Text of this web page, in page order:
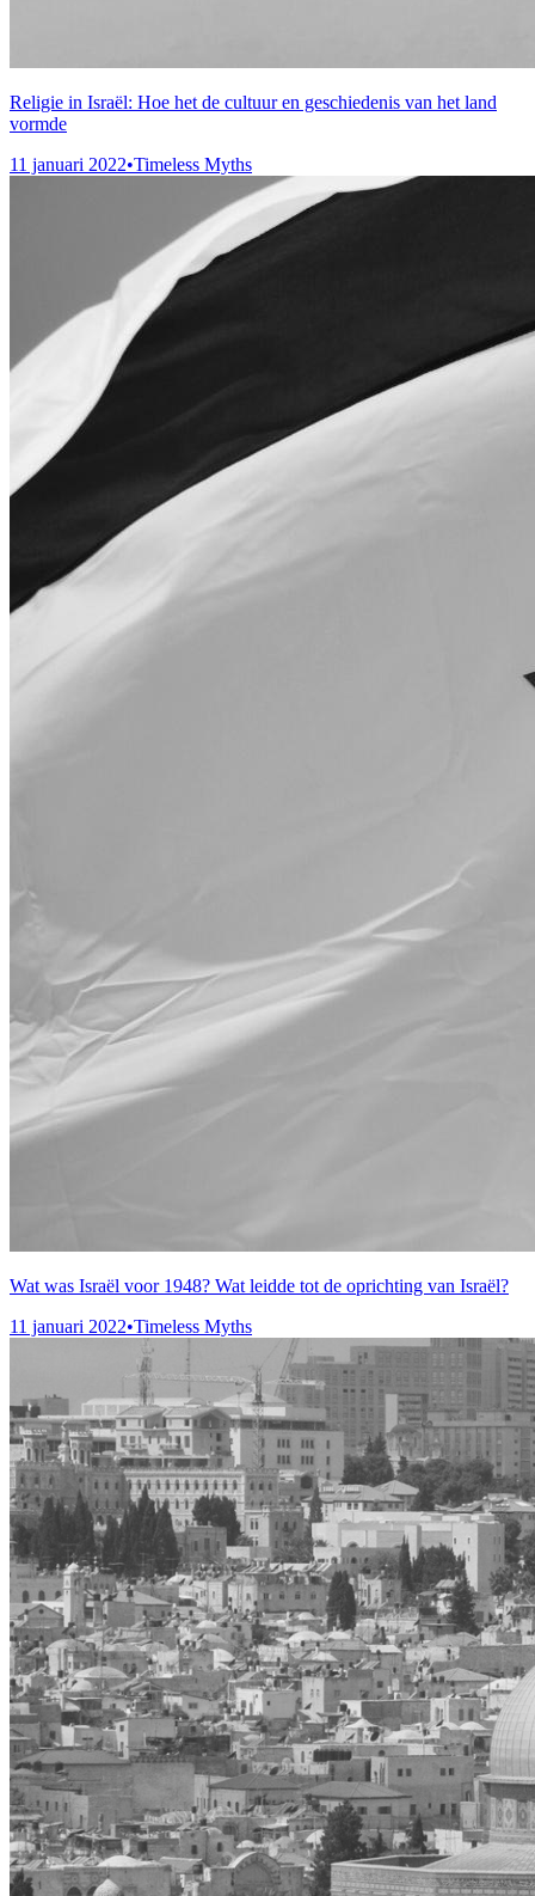
Religie in Israël: Hoe het de cultuur en geschiedenis van het land
vormde
11 januari 2022•Timeless Myths
Wat was Israël voor 1948? Wat leidde tot de oprichting van Israël?
11 januari 2022•Timeless Myths